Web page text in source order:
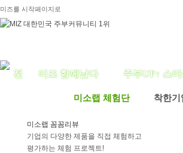
미즈를 시작페이지로
미즈 함께날다 주부UP↑ 스
미소랩 체험단 착한기
미소랩 꼼꼼리뷰
기업의 다양한 제품을 직접 체험하고
평가하는 체험 프로젝트!